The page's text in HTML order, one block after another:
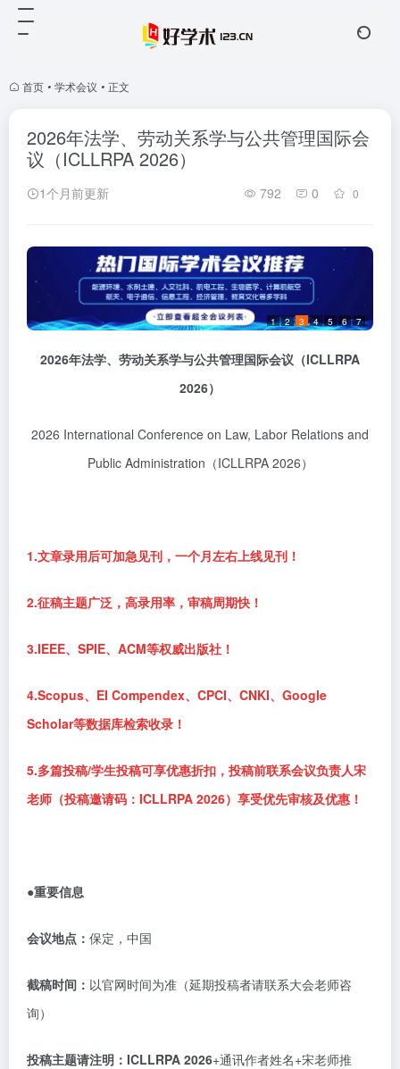
首页 • 学术会议 • 正文
2026年法学、劳动关系学与公共管理国际会
议（ICLLRPA 2026）
1个月前更新 792 0 0
1 2 3 4 5 6 7
2026年法学、劳动关系学与公共管理国际会议 （ICLLRPA
2026）
2026 International Conference on Law, Labor Relations and
Public Administration（ICLLRPA 2026）
1.文章录用后可加急见刊，一个月左右上线见刊！
2.征稿主题广泛，高录用率，审稿周期快！
3.IEEE、SPIE、ACM等权威出版社！
4.Scopus、EI Compendex、CPCI、CNKI、Google
Scholar等数据库检索收录！
5.多篇投稿/学生投稿可享优惠折扣，投稿前联系会议负责人宋
老师（投稿邀请码：ICLLRPA 2026）享受优先审核及优惠！
●重要信息
会议地点： 保定，中国
截稿时间： 以官网时间为准（延期投稿者请联系大会老师咨
询）
投稿主题请注明： ICLLRPA 2026+通讯作者姓名+宋老师推